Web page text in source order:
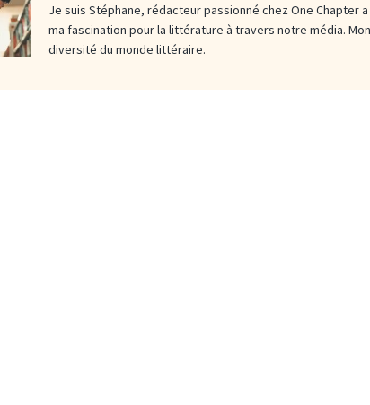
Je suis Stéphane, rédacteur passionné chez One Chapter
ma fascination pour la littérature à travers notre média.
diversité du monde littéraire.